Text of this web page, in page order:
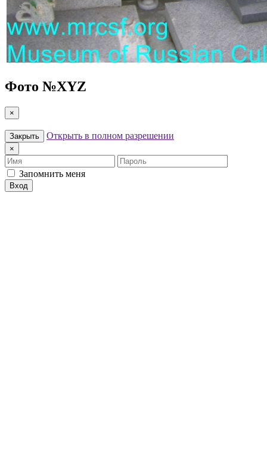
Фото №XYZ
×
Закрыть Открыть в полном разрешении
×
Имя
Пароль
Запомнить меня
Вход